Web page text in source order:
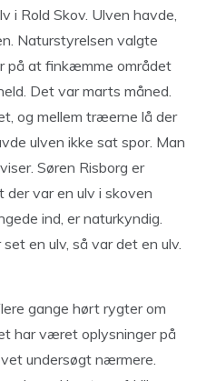
i Rold Skov. Ulven havde,
Naturstyrelsen valgte
på at finkæmme området
Det var marts måned.
og mellem træerne lå der
ulven ikke sat spor. Man
Søren Risborg er
der var en ulv i skoven
ind, er naturkyndig.
en ulv, så var det en ulv.
gange hørt rygter om
har været oplysninger på
undersøgt nærmere.